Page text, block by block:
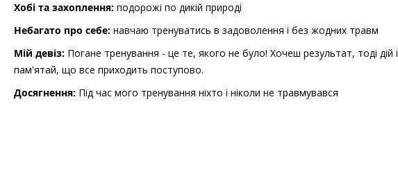
Хобі та захоплення: подорожі по дикій природі
Небагато про себе: навчаю тренуватись в задоволення і без жодних травм
Мій девіз: Погане тренування - це те, якого не було! Хочеш результат, тоді дій і
пам'ятай, що все приходить поступово.
Досягнення: Під час мого тренування ніхто і ніколи не травмувався